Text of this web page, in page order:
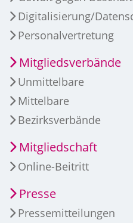
Digitalisierung/
Personalvertretung
Mitgliedsverbände
Unmittelbare
Mittelbare
Bezirksverbände
Mitgliedschaft
Online-Beitritt
Presse
Pressemitteilungen